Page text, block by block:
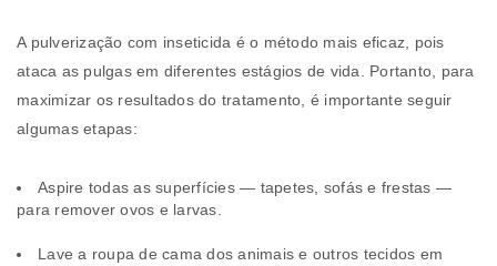
A pulverização com inseticida é o método mais eficaz, pois
ataca as pulgas em diferentes estágios de vida. Portanto, para
maximizar os resultados do tratamento, é importante seguir
algumas etapas:
Aspire todas as superfícies — tapetes, sofás e frestas —
para remover ovos e larvas.
Lave a roupa de cama dos animais e outros tecidos em